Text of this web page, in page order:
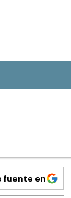
fuente en